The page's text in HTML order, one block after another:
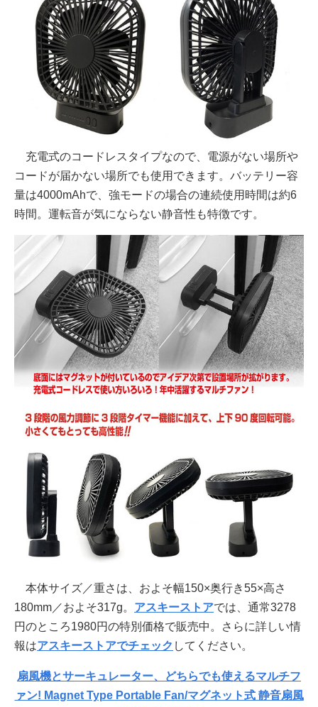
充電式のコードレスタイプなので、電源がない場所や
コードが届かない場所でも使用できます。バッテリー容
量は4000mAhで、強モードの場合の連続使用時間は約6
時間。運転音が気にならない静音性も特徴です。
本体サイズ／重さは、およそ幅150×奥行き55×高さ
180mm／およそ317g。 アスキーストアでは、通常3278
円のところ1980円の特別価格で販売中。さらに詳しい情
報はアスキーストアでチェック してください。
扇風機とサーキュレーター、どちらでも使えるマルチフ
ァン! Magnet Type Portable Fan/マグネット式 静音扇風